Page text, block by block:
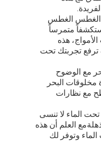
الغطس الغطس
متمرساً
هذه
ترفع تجربتك تحت
مع الوضوح
مخلوقات البحر
مع نظارات
الماء لا تنسى
العلم أن هذه
وتوفر لك